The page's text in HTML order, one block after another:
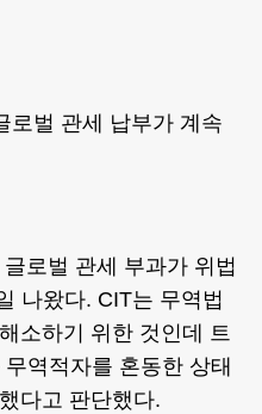
로벌 관세 납부가 계속
로벌 관세 부과가 위법
나왔다. CIT는 무역법
소하기 위한 것인데 트
역적자를 혼동한 상태
다고 판단했다.